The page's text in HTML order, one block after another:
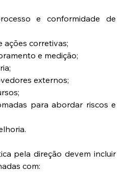
e conformidade de
ações corretivas;
e medição;
externos;
para abordar riscos e
pela direção devem incluir
com: